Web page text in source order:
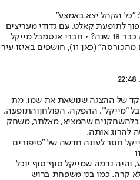
"כל הקהל יצא באמצע"
לתופעת קאלט, עם גדודי מעריצים
שלא זזים בלי ההומור המופרע שלה כבר 18 שנה? • חברי אנסמבל מייקל
חוזרים בעונה החדשה של "סיפורים מהכורסה" (כאן 11), חושפים באיזו עיר
של ההצגה שנושאת את שמו, מת
"מייקל", ההפקה, הפולחןוהתופעה,
השחקנים שהמציא, מאלתר, משחק
חוזר לעונה חדשה של "סיפורים
והיה נדמה שמייקל סוף־סוף יוכל
קרה. כמו בני משפחת ברוש